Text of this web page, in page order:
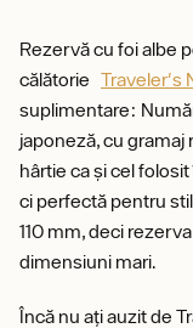
Rezervă cu foi albe
călătorie Traveler's
suplimentare:
japoneză, cu gramaj
hârtie ca și cel
ci perfectă pentru
110 mm, deci
dimensiuni mari.
Încă nu ați auzit de